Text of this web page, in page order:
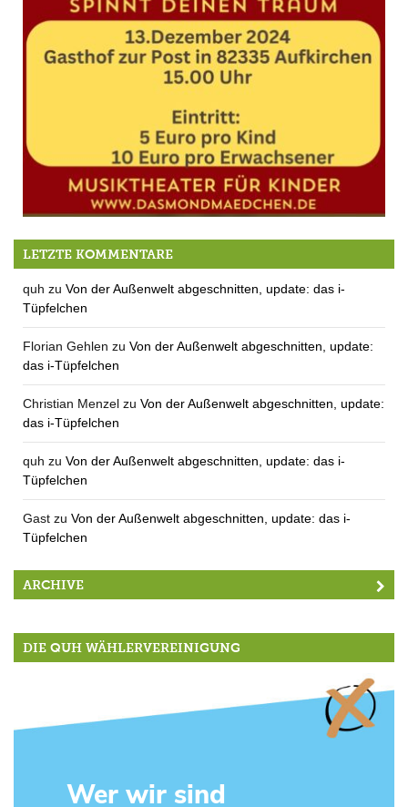
13.12.: Musiktheater für Kinder
LETZTE KOMMENTARE
quh zu Von der Außenwelt abgeschnitten, update: das i-
Tüpfelchen
Florian Gehlen zu Von der Außenwelt abgeschnitten, update:
das i-Tüpfelchen
Christian Menzel zu Von der Außenwelt abgeschnitten, update:
das i-Tüpfelchen
quh zu Von der Außenwelt abgeschnitten, update: das i-
Tüpfelchen
Gast zu Von der Außenwelt abgeschnitten, update: das i-
Tüpfelchen
ARCHIVE
DIE QUH WÄHLERVEREINIGUNG
Wer wir sind